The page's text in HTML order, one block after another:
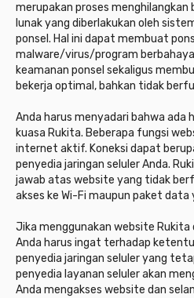
merupakan proses
lunak yang diberlakukan oleh
ponsel. Hal ini dapat membuat
malware/virus/program
keamanan ponsel sekaligus
bekerja optimal, bahkan tidak
Anda harus menyadari bahwa
kuasa Rukita. Beberapa fungsi
internet aktif. Koneksi dapat
penyedia jaringan seluler Anda.
jawab atas website yang tidak
akses ke Wi-Fi maupun paket data
Jika menggunakan website Rukita
Anda harus ingat terhadap
penyedia jaringan seluler yang
penyedia layanan seluler akan
Anda mengakses website dan